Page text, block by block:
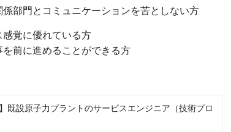
門とコミュニケーションを苦としない方
に優れている方
に進めることができる方
既設原子力プラントのサービスエンジニア（技術プロ